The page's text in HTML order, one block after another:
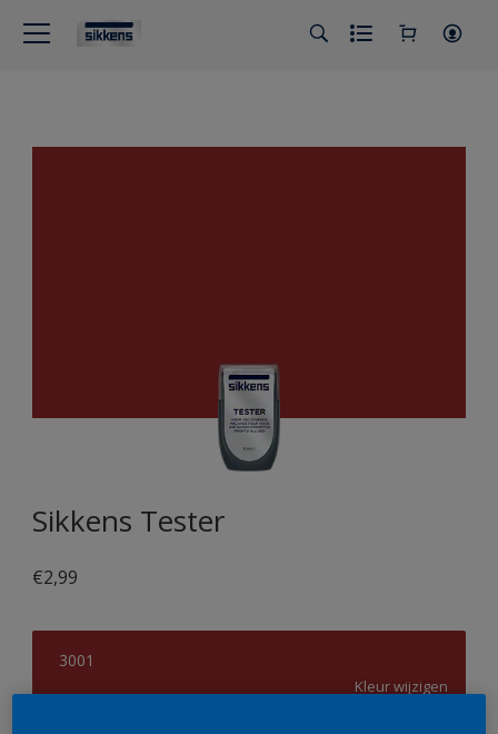
Sikkens Tester
€2,99
3001
Kleur wijzigen